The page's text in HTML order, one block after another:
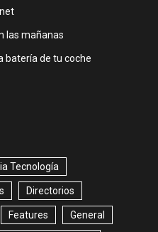
las mañanas
batería de tu coche
Tecnología
Directorios
Features General